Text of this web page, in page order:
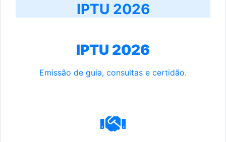
IPTU 2026
IPTU 2026
Emissão de guia, consultas e certidão.